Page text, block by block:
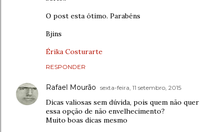
O post esta ótimo. Parabéns
Bjins
Érika Costurarte
RESPONDER
Rafael Mourão sexta-feira, 11 setembro, 2015
Dicas valiosas sem dúvida, pois quem não quer
essa opção de não envelhecimento?
Muito boas dicas mesmo